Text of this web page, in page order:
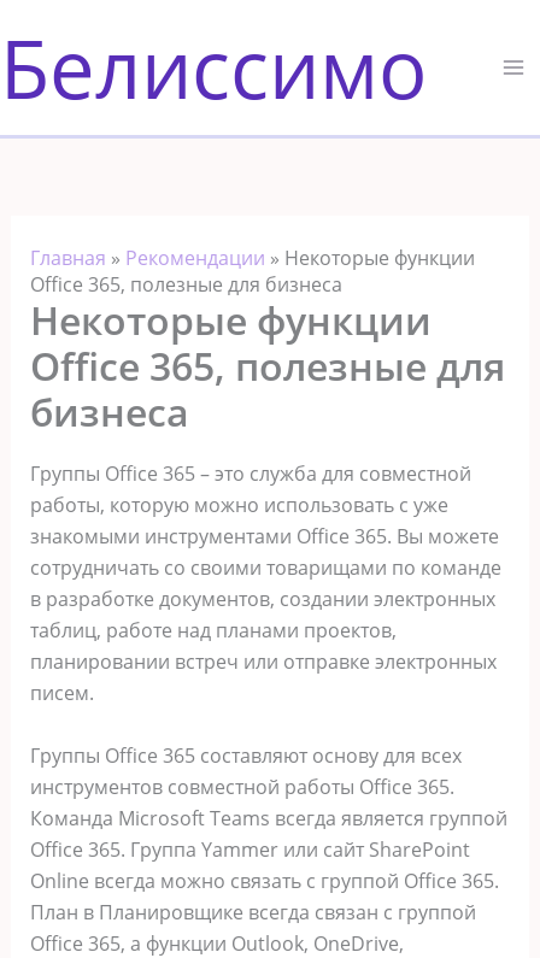
к
содержимому
Белиссимо
Главная » Рекомендации » Некоторые функции
Office 365, полезные для бизнеса
Некоторые функции
Office 365, полезные для
бизнеса
Группы Office 365 – это служба для совместной
работы, которую можно использовать с уже
знакомыми инструментами Office 365. Вы можете
сотрудничать со своими товарищами по команде
в разработке документов, создании электронных
таблиц, работе над планами проектов,
планировании встреч или отправке электронных
писем.
Группы Office 365 составляют основу для всех
инструментов совместной работы Office 365.
Команда Microsoft Teams всегда является группой
Office 365. Группа Yammer или сайт SharePoint
Online всегда можно связать с группой Office 365.
План в Планировщике всегда связан с группой
Office 365, а функции Outlook, OneDrive,